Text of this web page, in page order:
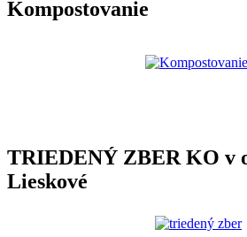
Kompostovanie
TRIEDENÝ ZBER KO v
Lieskové